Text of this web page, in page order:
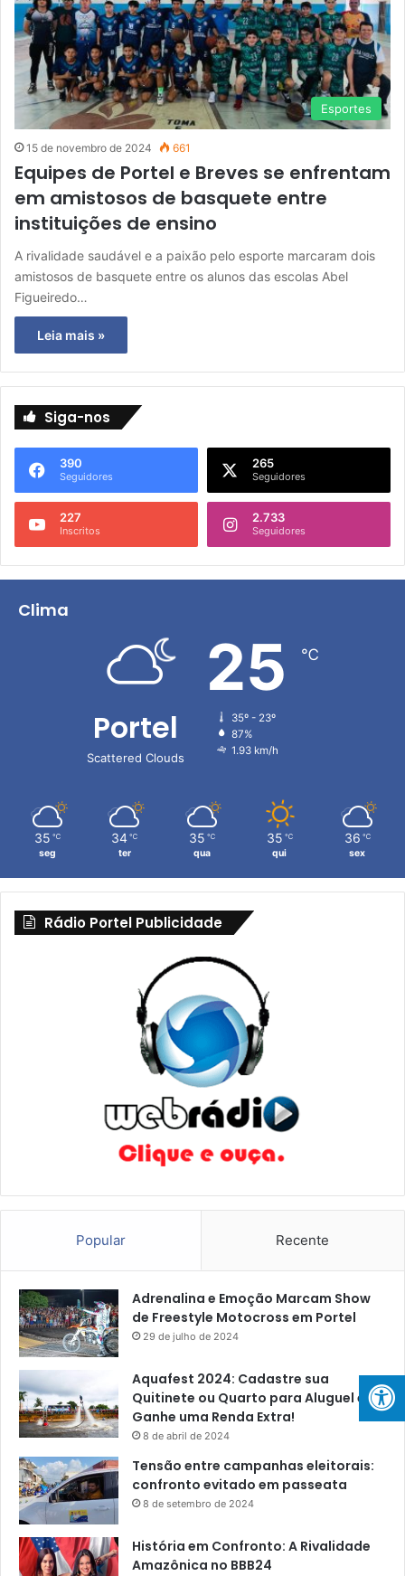
Esportes
15 de novembro de 2024 661
Equipes de Portel e Breves se enfrentam
em amistosos de basquete entre
instituições de ensino
A rivalidade saudável e a paixão pelo esporte marcaram dois
amistosos de basquete entre os alunos das escolas Abel
Figueiredo…
Leia mais »
Siga-nos
390
Seguidores
265
Seguidores
227
Inscritos
2.733
Seguidores
Clima
Portel
Scattered Clouds
25 ℃
35º - 23º
87%
1.93 km/h
35 ℃
seg
34 ℃
ter
35 ℃
qua
35 ℃
qui
36 ℃
sex
Rádio Portel Publicidade
Popular Recente
Adrenalina e Emoção Marcam Show
de Freestyle Motocross em Portel
29 de julho de 2024
Aquafest 2024: Cadastre sua
Quitinete ou Quarto para Aluguel e
Ganhe uma Renda Extra!
8 de abril de 2024
Tensão entre campanhas eleitorais:
confronto evitado em passeata
8 de setembro de 2024
História em Confronto: A Rivalidade
Amazônica no BBB24